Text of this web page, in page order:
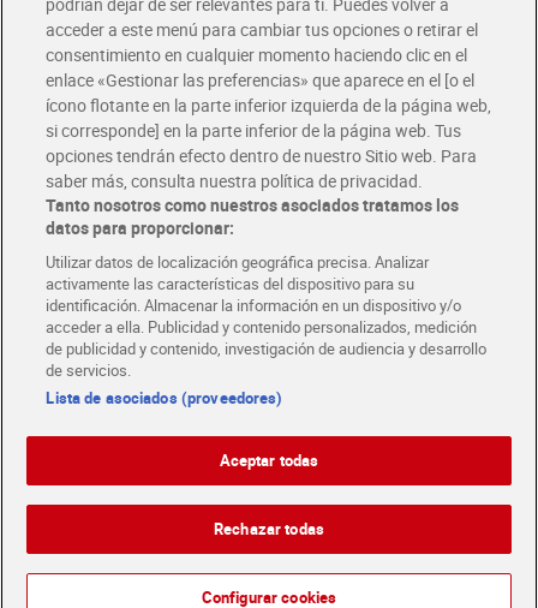
Únete al CLUB Dia
Disfruta las ventajas y ofertas exclusivas.
Descárgate la APP Dia
Folletos y Tiendas
Descubre las mejores ofertas y busca tu tienda más cercana
Tarjeta MaX Dia
Te devuelve hasta 8€/mes de tus compras.
¡Solicita tu tarjeta de crédito aquí!
COMER MEJOR CADA DIA
COLABORA CON DIA ABRE TU TIENDA DIA CORPORATE
EnglishPolítica de privacidad Política de cookies
acceder a este menú para cambiar tus opciones o retirar el
consentimiento en cualquier momento haciendo clic en el
enlace «Gestionar las preferencias» que aparece en el [o el
ícono flotante en la parte inferior izquierda de la página web,
si corresponde] en la parte inferior de la página web. Tus
opciones tendrán efecto dentro de nuestro Sitio web. Para
saber más, consulta nuestra política de privacidad.
Tanto nosotros como nuestros asociados tratamos los
datos para proporcionar:
Utilizar datos de localización geográfica precisa. Analizar
activamente las características del dispositivo para su
identificación. Almacenar la información en un dispositivo y/o
acceder a ella. Publicidad y contenido personalizados, medición
de publicidad y contenido, investigación de audiencia y desarrollo
de servicios.
Lista de asociados (proveedores)
Aceptar todas
Rechazar todas
Configurar cookies